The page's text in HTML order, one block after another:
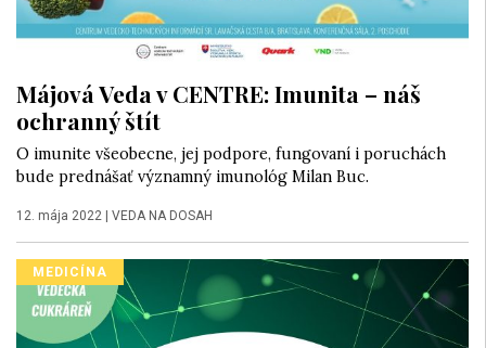
Májová Veda v CENTRE: Imunita – náš
ochranný štít
O imunite všeobecne, jej podpore, fungovaní i poruchách
bude prednášať významný imunológ Milan Buc.
12. mája 2022 | VEDA NA DOSAH
MEDICÍNA